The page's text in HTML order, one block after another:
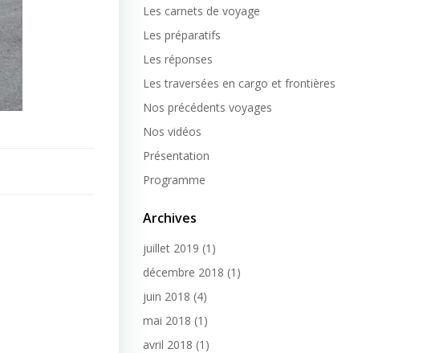
Les carnets de voyage
Les préparatifs
Les réponses
Les traversées en cargo et frontières
Nos précédents voyages
Nos vidéos
Présentation
Programme
Archives
juillet 2019 (1)
décembre 2018 (1)
juin 2018 (4)
mai 2018 (1)
avril 2018 (1)